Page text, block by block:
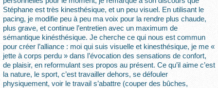
Stéphane est très kinesthésique, et un peu visuel. En utilisant le
pacing, je modifie peu à peu ma voix pour la rendre plus chaude,
plus grave, et continue l’entretien avec un maximum de
sémantique kinésthésique. Je cherche ce qui nous est commun
pour créer l’alliance : moi qui suis visuelle et kinesthésique, je me «
jette à corps perdu » dans l’évocation des sensations de confort,
de plaisir, en reformulant ses propos au présent. Ce qu’il aime c’est
la nature, le sport, c’est travailler dehors, se défouler
physiquement, voir le travail s’abattre (couper des bûches,